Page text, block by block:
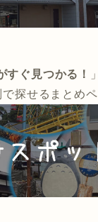
すぐ見つかる！
」
探せるまとめ